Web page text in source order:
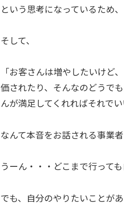
という思考になっているため
そして、
「お客さんは増やしたいけど
価されたり、そんなのどうで
んが満足してくれればそれでい
なんて本音をお話される事業
うーん・・・どこまで行っても
でも、自分のやりたいことが